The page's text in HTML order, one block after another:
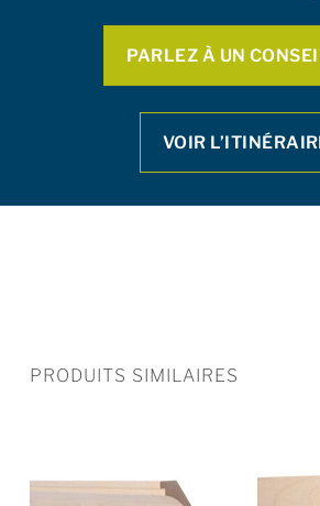
PARLEZ À UN
VOIR
PRODUITS SIMILAIRES